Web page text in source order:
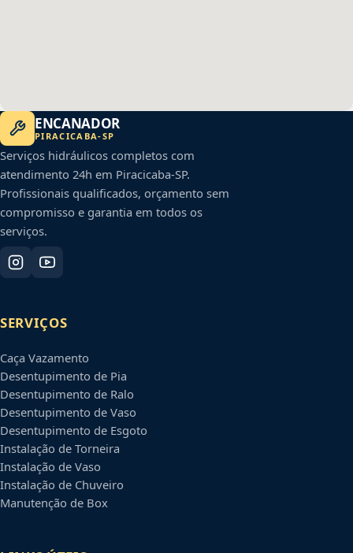
ENCANADOR
PIRACICABA-SP
Serviços hidráulicos completos com
atendimento 24h em Piracicaba-SP.
Profissionais qualificados, orçamento sem
compromisso e garantia em todos os
serviços.
SERVIÇOS
Caça Vazamento
Desentupimento de Pia
Desentupimento de Ralo
Desentupimento de Vaso
Desentupimento de Esgoto
Instalação de Torneira
Instalação de Vaso
Instalação de Chuveiro
Manutenção de Box